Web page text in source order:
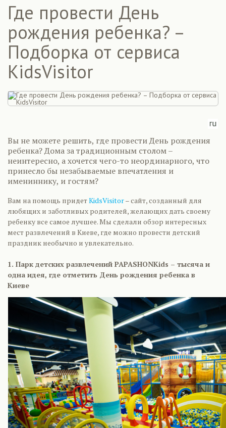
Где провести День
рождения ребенка? –
Подборка от сервиса
KidsVisitor
Вы не можете решить, где провести День рождения
ребенка? Дома за традиционным столом –
неинтересно, а хочется чего-то неординарного, что
принесло бы незабываемые впечатления и
имениннику, и гостям?
Вам на помощь придетKidsVisitor– сайт, созданный для
любящих и заботливых родителей, желающих дать своему
ребенку все самое лучшее. Мы сделали обзор интересных
мест развлечений в Киеве, где можно провести детский
праздник необычно и увлекательно.
1. Парк детских развлечений PAPASHONKids – тысяча и
одна идея, где отметить День рождения ребенка в
Киеве